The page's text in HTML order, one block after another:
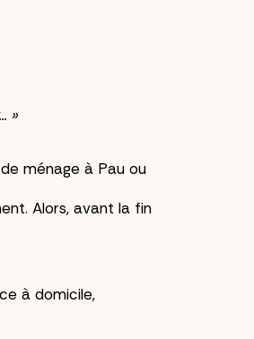
»
ménage à Pau ou
Alors, avant la fin
à domicile,